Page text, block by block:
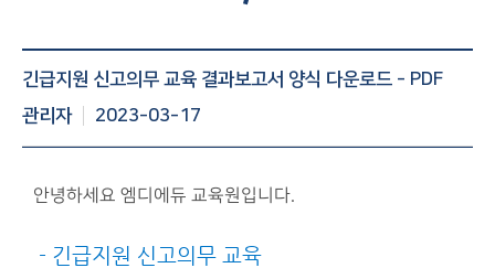
공
긴급지원 신고의무 교육 결과보고서 양식 다운로드 - PDF
관리자
2023-03-17
안녕하세요 엠디에듀 교육원입니다.
- 긴급지원 신고의무 교육